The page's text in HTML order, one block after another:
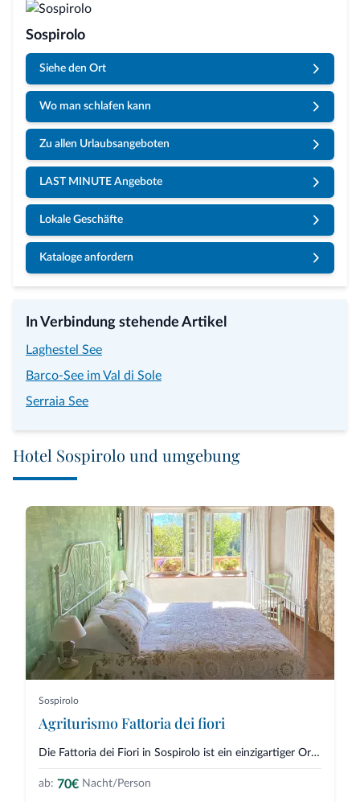
Sospirolo
Siehe den Ort
Wo man schlafen kann
Zu allen Urlaubsangeboten
LAST MINUTE Angebote
Lokale Geschäfte
Kataloge anfordern
In Verbindung stehende Artikel
Laghestel See
Barco-See im Val di Sole
Serraia See
Hotel Sospirolo und umgebung
Sospirolo
Agriturismo Fattoria dei fiori
Die Fattoria dei Fiori in Sospirolo ist ein einzigartiger Ort, an dem sich...
ab: 70€ Nacht/Person